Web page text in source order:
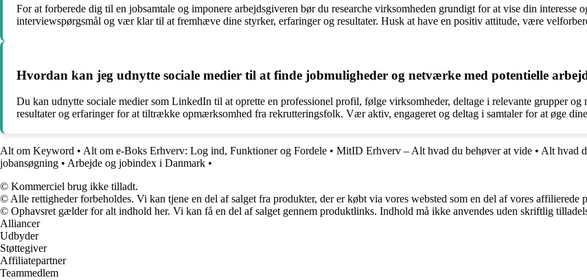
For at forberede dig til en jobsamtale og imponere arbejdsgiveren bør du researche virksomheden grundigt for at vise din interesse
interviewspørgsmål og vær klar til at fremhæve dine styrker, erfaringer og resultater. Husk at have en positiv attitude, være
Hvordan kan jeg udnytte sociale medier til at finde jobmuligheder og netværke med potentielle
Du kan udnytte sociale medier som LinkedIn til at oprette en professionel profil, følge virksomheder, deltage i relevante grupper
resultater og erfaringer for at tiltrække opmærksomhed fra rekrutteringsfolk. Vær aktiv, engageret og deltag i samtaler for at øge
Alt om Keyword • Alt om e-Boks Erhverv: Log ind, Funktioner og Fordele • MitID Erhverv – Alt hvad du behøver at vide • Alt hvad
jobansøgning • Arbejde og jobindex i Danmark •
© Kommerciel brug ikke tilladt.
© Alle rettigheder forbeholdes. Vi kan tjene en del af salget fra produkter, der er købt via vores websted som en del af vores affilierede
© Ophavsret gælder for alt indhold her. Vi kan få en del af salget gennem produktlinks. Indhold må ikke anvendes uden skriftlig
Alliancer
Udbyder
Støttegiver
Affiliatepartner
Teammedlem